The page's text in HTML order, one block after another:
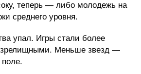
теперь — либо молодежь на
среднего уровня.
упал. Игры стали более
зрелищными. Меньше звезд —